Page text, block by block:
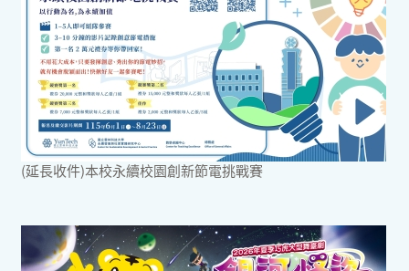
(延長收件)本校永續校園創新節電挑戰賽